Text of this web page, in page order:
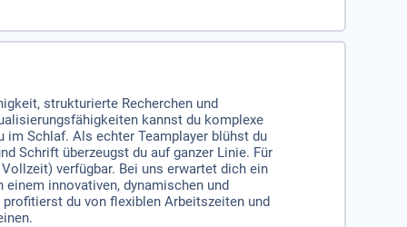
strukturierte Recherchen und
kannst du komplexe
im Schlaf. Als echter Teamplayer blühst du
Schrift überzeugst du auf ganzer Linie. Für
verfügbar. Bei uns erwartet dich ein
innovativen, dynamischen und
du von flexiblen Arbeitszeiten und